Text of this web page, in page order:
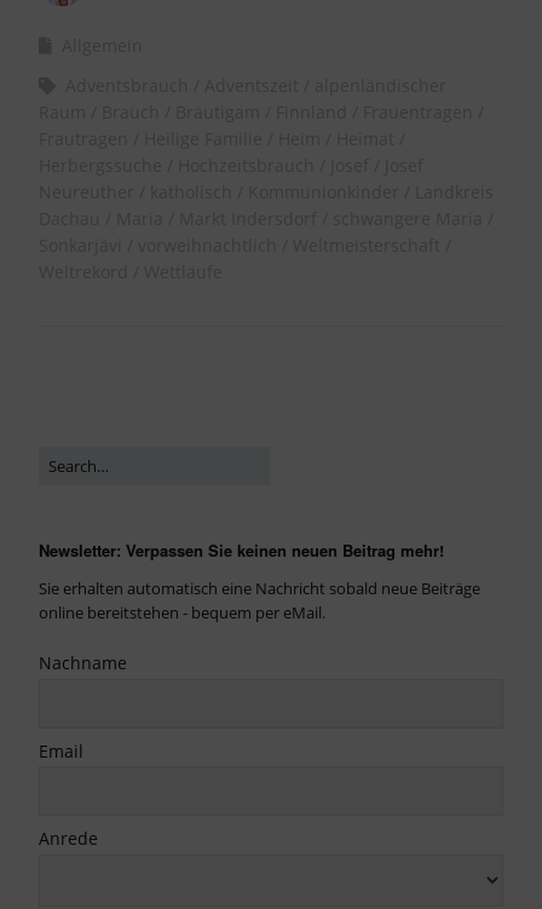
Newsletter: Verpassen Sie keinen neuen Beitrag mehr!
Sie erhalten automatisch eine Nachricht sobald neue Beiträge
online bereitstehen - bequem per eMail.
Nachname
Email
Anrede